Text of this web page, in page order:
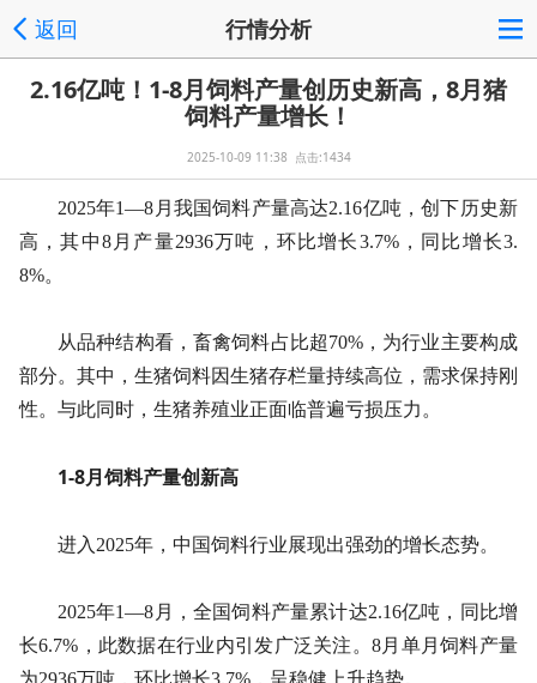
返回 行情分析
2.16亿吨！1-8月饲料产量创历史新高，8月猪
饲料产量增长！
2025-10-09 11:38 点击:1434
2025年1—8月我国饲料产量高达2.16亿吨，创下历史新
高，其中8月产量2936万吨，环比增长3.7%，同比增长3.
8%。
从品种结构看，畜禽饲料占比超70%，为行业主要构成
部分。其中，生猪饲料因生猪存栏量持续高位，需求保持刚
性。与此同时，生猪养殖业正面临普遍亏损压力。
1-8月饲料产量创新高
进入2025年，中国饲料行业展现出强劲的增长态势。
2025年1—8月，全国饲料产量累计达2.16亿吨，同比增
长6.7%，此数据在行业内引发广泛关注。8月单月饲料产量
为2936万吨，环比增长3.7%，呈稳健上升趋势。